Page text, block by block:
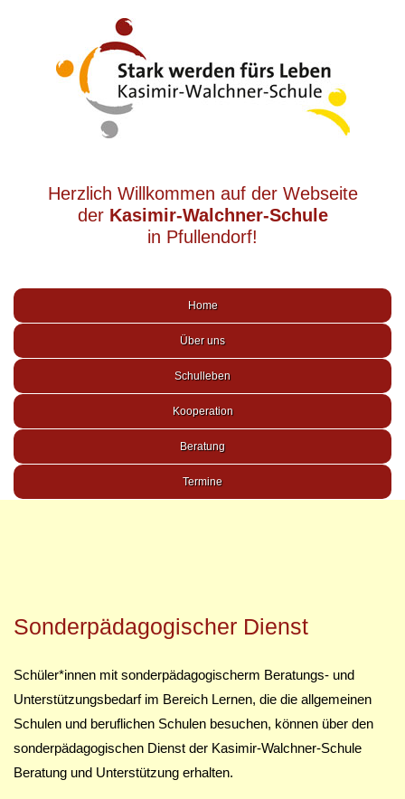
Herzlich Willkommen auf der Webseite
der Kasimir-Walchner-Schule
in Pfullendorf!
Home
Über uns
Schulleben
Kooperation
Beratung
Termine
Sonderpädagogischer Dienst
Schüler*innen mit sonderpädagogischerm Beratungs- und
Unterstützungsbedarf im Bereich Lernen, die die allgemeinen
Schulen und beruflichen Schulen besuchen, können über den
sonderpädagogischen Dienst der Kasimir-Walchner-Schule
Beratung und Unterstützung erhalten.